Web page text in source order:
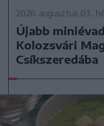
2026. augusztus 03.,
Újabb
Kolozsvári
Csíkszeredába